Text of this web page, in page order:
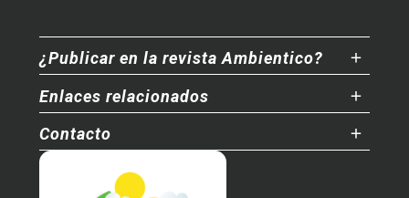
¿Publicar en la revista Ambientico?
Enlaces relacionados
Contacto